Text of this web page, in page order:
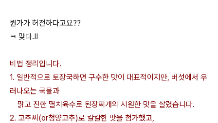
뭔가가 허전하다고요??
ㅋ 맞다.!!
비법 정리입니다.
1. 일반적으로 토장국하면 구수한 맛이 대표적이지만, 버섯에서 우
러나오는 국물과
맑고 진한 멸치육수로 된장찌개의 시원한 맛을 살렸습니다.
2. 고추씨(or청양고추)로 칼칼한 맛을 첨가했고,